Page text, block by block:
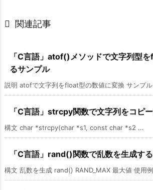
 関連記事
「C言語」atof()メソッドで文字列型
るサンプル
説明 atofで文字列をfloat型の数値に変換 サンプ
「C言語」strcpy関数で文字列をコピ
構文 char *strcpy(char *s1, const char *s2 ...
「C言語」rand()関数で乱数を生成す
構文 乱数を生成 rand() RAND_MAX 最大値 使用